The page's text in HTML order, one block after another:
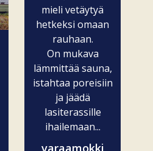
mieli vetäytyä
hetkeksi omaan
rauhaan.
On mukava
lämmittää sauna,
istahtaa poreisiin
ja jäädä
lasiterassille
ihailemaan...